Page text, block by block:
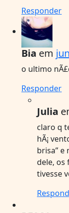
Responder
Bia em
o ultimo
Responder
Julia
claro q
hÃ¡
brisa” e
dele, os
tivesse